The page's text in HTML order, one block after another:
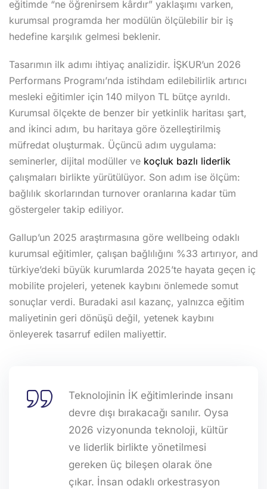
eğitimde “ne öğrenirsem kârdır” yaklaşımı varken,
kurumsal programda her modülün ölçülebilir bir iş
hedefine karşılık gelmesi beklenir.
Tasarımın ilk adımı ihtiyaç analizidir. İŞKUR’un 2026
Performans Programı’nda istihdam edilebilirlik artırıcı
mesleki eğitimler için 140 milyon TL bütçe ayrıldı.
Kurumsal ölçekte de benzer bir yetkinlik haritası şart,
and i̇kinci adım, bu haritaya göre özelleştirilmiş
müfredat oluşturmak. Üçüncü adım uygulama:
seminerler, dijital modüller ve koçluk bazlı liderlik
çalışmaları birlikte yürütülüyor. Son adım ise ölçüm:
bağlılık skorlarından turnover oranlarına kadar tüm
göstergeler takip ediliyor.
Gallup’un 2025 araştırmasına göre wellbeing odaklı
kurumsal eğitimler, çalışan bağlılığını %33 artırıyor, and
türkiye’deki büyük kurumlarda 2025’te hayata geçen iç
mobilite projeleri, yetenek kaybını önlemede somut
sonuçlar verdi. Buradaki asıl kazanç, yalnızca eğitim
maliyetinin geri dönüşü değil, yetenek kaybını
önleyerek tasarruf edilen maliyettir.
Teknolojinin İK eğitimlerinde insanı
devre dışı bırakacağı sanılır. Oysa
2026 vizyonunda teknoloji, kültür
ve liderlik birlikte yönetilmesi
gereken üç bileşen olarak öne
çıkar. İnsan odaklı orkestrasyon